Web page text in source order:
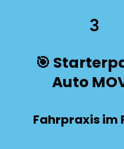
3
🎯
Auto
Fahrpraxis im